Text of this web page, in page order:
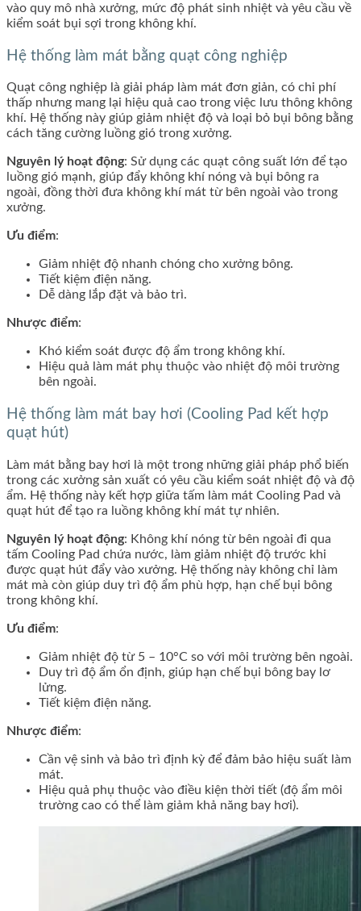
vào quy mô nhà xưởng, mức độ phát sinh nhiệt và yêu cầu về
kiểm soát bụi sợi trong không khí.
Hệ thống làm mát bằng quạt công nghiệp
Quạt công nghiệp là giải pháp làm mát đơn giản, có chi phí
thấp nhưng mang lại hiệu quả cao trong việc lưu thông không
khí. Hệ thống này giúp giảm nhiệt độ và loại bỏ bụi bông bằng
cách tăng cường luồng gió trong xưởng.
Nguyên lý hoạt động: Sử dụng các quạt công suất lớn để tạo
luồng gió mạnh, giúp đẩy không khí nóng và bụi bông ra
ngoài, đồng thời đưa không khí mát từ bên ngoài vào trong
xưởng.
Ưu điểm:
Giảm nhiệt độ nhanh chóng cho xưởng bông.
Tiết kiệm điện năng.
Dễ dàng lắp đặt và bảo trì.
Nhược điểm:
Khó kiểm soát được độ ẩm trong không khí.
Hiệu quả làm mát phụ thuộc vào nhiệt độ môi trường
bên ngoài.
Hệ thống làm mát bay hơi (Cooling Pad kết hợp
quạt hút)
Làm mát bằng bay hơi là một trong những giải pháp phổ biến
trong các xưởng sản xuất có yêu cầu kiểm soát nhiệt độ và độ
ẩm. Hệ thống này kết hợp giữa tấm làm mát Cooling Pad và
quạt hút để tạo ra luồng không khí mát tự nhiên.
Nguyên lý hoạt động: Không khí nóng từ bên ngoài đi qua
tấm Cooling Pad chứa nước, làm giảm nhiệt độ trước khi
được quạt hút đẩy vào xưởng. Hệ thống này không chỉ làm
mát mà còn giúp duy trì độ ẩm phù hợp, hạn chế bụi bông
trong không khí.
Ưu điểm:
Giảm nhiệt độ từ 5 – 10°C so với môi trường bên ngoài.
Duy trì độ ẩm ổn định, giúp hạn chế bụi bông bay lơ
lửng.
Tiết kiệm điện năng.
Nhược điểm:
Cần vệ sinh và bảo trì định kỳ để đảm bảo hiệu suất làm
mát.
Hiệu quả phụ thuộc vào điều kiện thời tiết (độ ẩm môi
trường cao có thể làm giảm khả năng bay hơi).